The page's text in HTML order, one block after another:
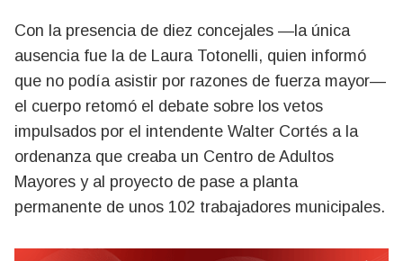
Con la presencia de diez concejales —la única
ausencia fue la de Laura Totonelli, quien informó
que no podía asistir por razones de fuerza mayor—
el cuerpo retomó el debate sobre los vetos
impulsados por el intendente Walter Cortés a la
ordenanza que creaba un Centro de Adultos
Mayores y al proyecto de pase a planta
permanente de unos 102 trabajadores municipales.